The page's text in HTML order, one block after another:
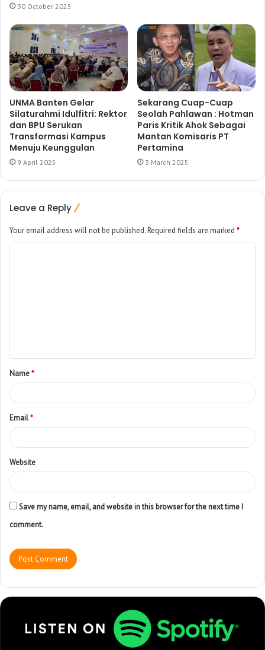
30 October 2025
UNMA Banten Gelar
Silaturahmi Idulfitri: Rektor
dan BPU Serukan
Transformasi Kampus
Menuju Keunggulan
9 April 2025
Sekarang Cuap-Cuap
Seolah Pahlawan : Hotman
Paris Kritik Ahok Sebagai
Mantan Komisaris PT
Pertamina
3 March 2025
Leave a Reply
Your email address will not be published.Required fields are marked *
Name*
Email*
Website
Save my name, email, and website in this browser for the next time I
comment.